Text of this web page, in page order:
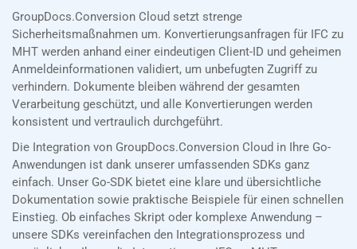
GroupDocs.Conversion Cloud setzt strenge
Sicherheitsmaßnahmen um. Konvertierungsanfragen für IFC zu
MHT werden anhand einer eindeutigen Client-ID und geheimen
Anmeldeinformationen validiert, um unbefugten Zugriff zu
verhindern. Dokumente bleiben während der gesamten
Verarbeitung geschützt, und alle Konvertierungen werden
konsistent und vertraulich durchgeführt.
Die Integration von GroupDocs.Conversion Cloud in Ihre Go-
Anwendungen ist dank unserer umfassenden SDKs ganz
einfach. Unser Go-SDK bietet eine klare und übersichtliche
Dokumentation sowie praktische Beispiele für einen schnellen
Einstieg. Ob einfaches Skript oder komplexe Anwendung –
unsere SDKs vereinfachen den Integrationsprozess und